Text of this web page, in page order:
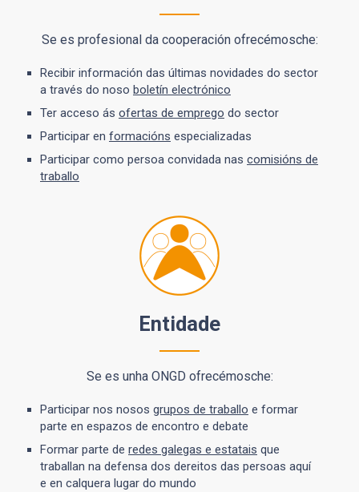
Se es profesional da cooperación ofrecémosche:
Recibir información das últimas novidades do sector
a través do noso boletín electrónico
Ter acceso ás ofertas de emprego do sector
Participar en formacións especializadas
Participar como persoa convidada nas comisións de
traballo
Entidade
Se es unha ONGD ofrecémosche:
Participar nos nosos grupos de traballo e formar
parte en espazos de encontro e debate
Formar parte de redes galegas e estatais que
traballan na defensa dos dereitos das persoas aquí
e en calquera lugar do mundo